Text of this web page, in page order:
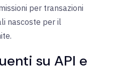
per transazioni
nascoste per il
su API e